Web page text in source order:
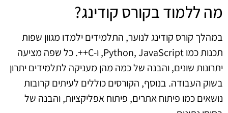
מה ללמוד בקורס קודינג?
במהלך קורס קודינג לנוער, התלמידים ילמדו מגוון שפות
תכנות כמו Python, JavaScript, ו-C++. כל שפה מציעה
יתרונות שונים, והבנה של כמה מהן מעניקה לתלמידים יתרון
בשוק העבודה. בנוסף, הקורסים כוללים לעיתים קרובות
נושאים כמו פיתוח אתרים, פיתוח אפליקציות, והבנה של